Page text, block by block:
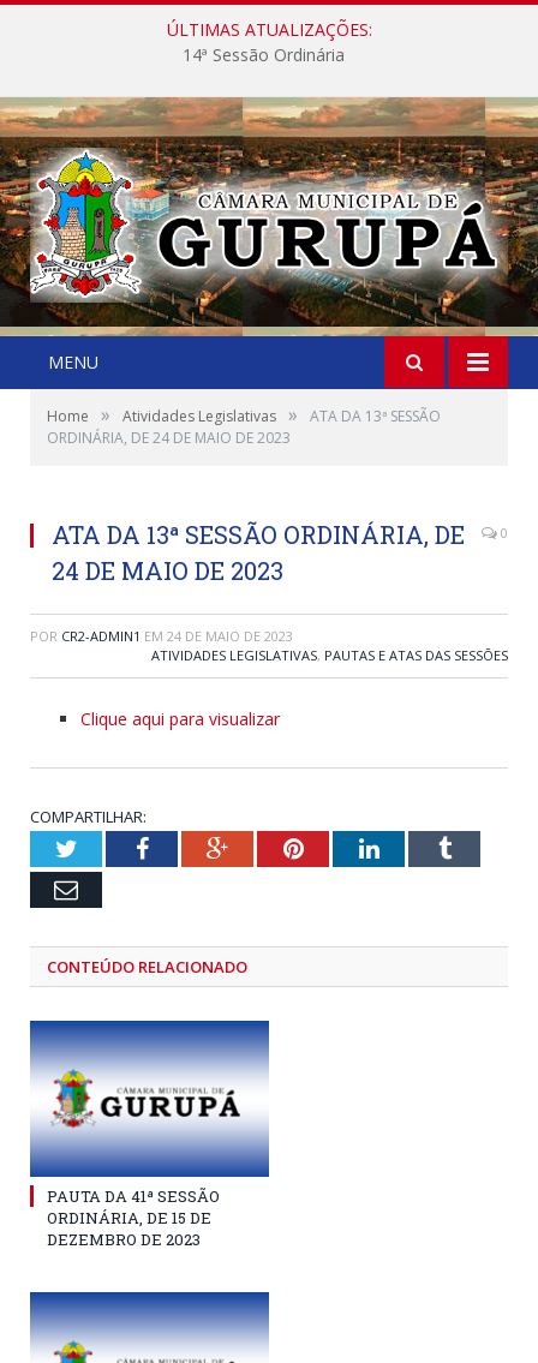
ÚLTIMAS ATUALIZAÇÕES:
14ª Sessão Ordinária
MENU
Home » Atividades Legislativas »
ATA DA 13ª SESSÃO
ORDINÁRIA, DE 24 DE MAIO DE 2023
ATA DA 13ª SESSÃO ORDINÁRIA, DE
24 DE MAIO DE 2023
0
POR CR2-ADMIN1 EM 24 DE MAIO DE 2023
ATIVIDADES LEGISLATIVAS, PAUTAS E ATAS DAS SESSÕES
Clique aqui para visualizar
COMPARTILHAR:
TwitterFacebookGoogle+PinterestLinkedInTumblr
Email
CONTEÚDO RELACIONADO
PAUTA DA 41ª SESSÃO
ORDINÁRIA, DE 15 DE
DEZEMBRO DE 2023